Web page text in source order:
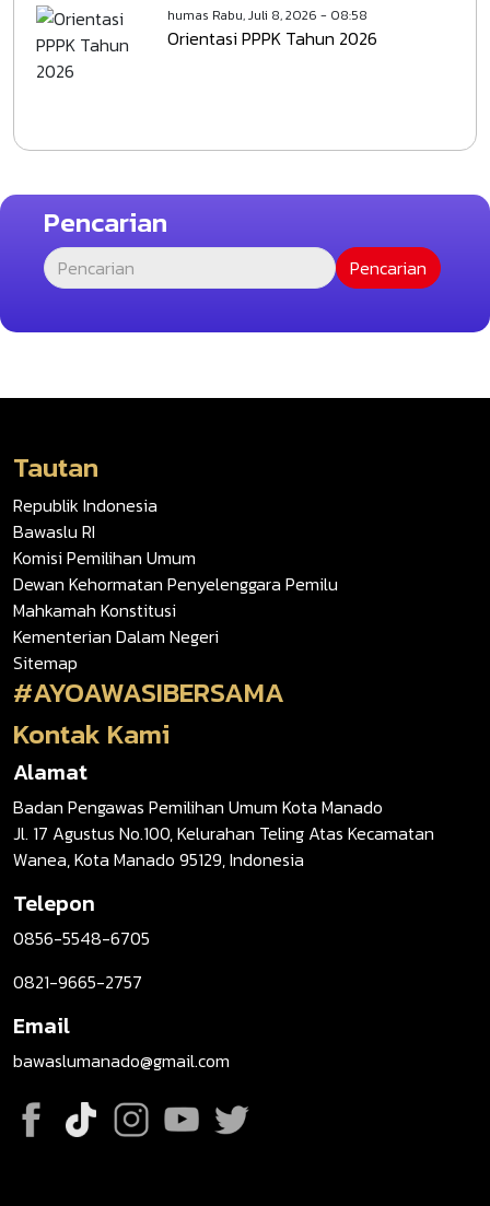
humas Rabu, Juli 8, 2026 - 08:58
Orientasi PPPK Tahun 2026
Pencarian
Tautan
Republik Indonesia
Bawaslu RI
Komisi Pemilihan Umum
Dewan Kehormatan Penyelenggara Pemilu
Mahkamah Konstitusi
Kementerian Dalam Negeri
Sitemap
#AYOAWASIBERSAMA
Kontak Kami
Alamat
Badan Pengawas Pemilihan Umum Kota Manado
Jl. 17 Agustus No.100, Kelurahan Teling Atas Kecamatan
Wanea, Kota Manado 95129, Indonesia
Telepon
0856-5548-6705
0821-9665-2757
Email
bawaslumanado@gmail.com